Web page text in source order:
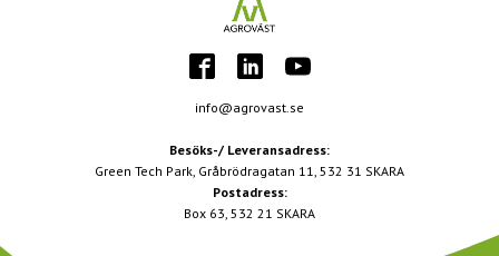
info@agrovast.se
Besöks-/ Leveransadress:
Green Tech Park, Gråbrödragatan 11, 532 31 SKARA
Postadress:
Box 63, 532 21 SKARA